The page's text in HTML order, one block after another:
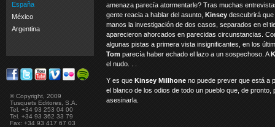
España
México
Argentina
© Copyright, 2009
Tusquets Editores, S.A.
Tel. +34 93 253 04 00
Tel. +34 93 362 33 79
Fax: +34 93 417 67 03
amenaza parecía atormentarle? Tras muchas
gente reacia a hablar del asunto, Kinsey descubrirá que
manos la investigación de dos casos, separados en el
aparecieron ahorcados en parecidas circunstancias.
algunas pistas a primera vista insignificantes, en los
Tom parecía haber echado el lazo a un sospechoso. A
el nudo. . .
Y es que Kinsey Millhone no puede prever que está a
el blanco de los odios de todo un pueblo que, de pronto,
asesinarla.